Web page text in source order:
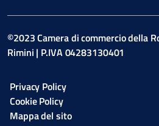
©2023 Camera di commercio della
Rimini | P.IVA 04283130401
Privacy Policy
Cookie Policy
Mappa del sito